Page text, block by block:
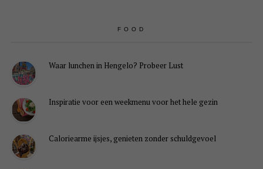
FOOD
Waar lunchen in Hengelo? Probeer Lust
Inspiratie voor een weekmenu voor het hele gezin
Caloriearme ijsjes, genieten zonder schuldgevoel